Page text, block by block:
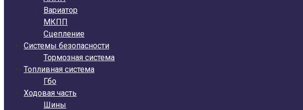
Вариатор
МКПП
Сцепление
Системы безопасности
Тормозная система
Топливная система
Гбо
Ходовая часть
Шины